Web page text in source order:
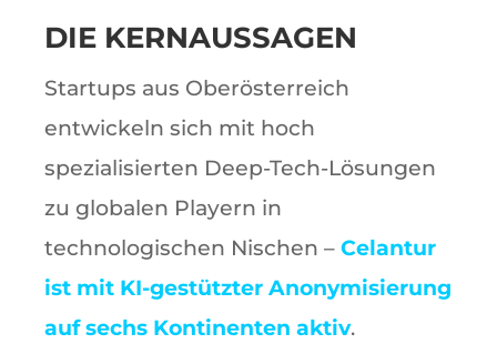
DIE KERNAUSSAGEN
Startups aus Oberösterreich
entwickeln sich mit hoch
spezialisierten Deep-Tech-Lösungen
zu globalen Playern in
technologischen Nischen – Celantur
ist mit KI-gestützter Anonymisierung
auf sechs Kontinenten aktiv.